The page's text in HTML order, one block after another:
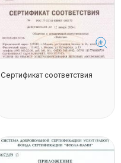
Сертификат соответствия